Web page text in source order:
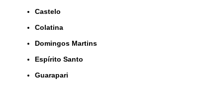
Castelo
Colatina
Domingos Martins
Espírito Santo
Guarapari